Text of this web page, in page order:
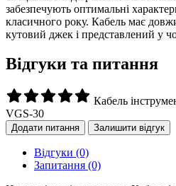
забезпечують оптимальні
класичного року. Кабель має
кутовий джек і представлений у
Відгуки та питання
Кабель
VGS-30
Додати питання Залишити відгук
Відгуки (0)
Запитання (0)